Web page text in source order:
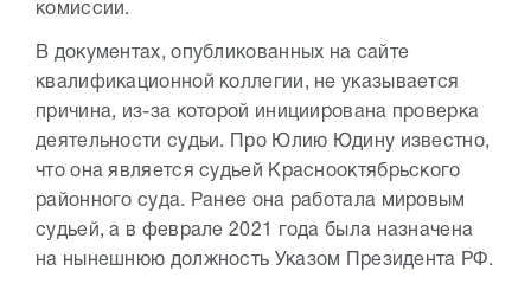
комиссии.
В документах, опубликованных на сайте
квалификационной коллегии, не указывается
причина, из-за которой инициирована проверка
деятельности судьи. Про Юлию Юдину известно,
что она является судьей Краснооктябрьского
районного суда. Ранее она работала мировым
судьей, а в феврале 2021 года была назначена
на нынешнюю должность Указом Президента РФ.